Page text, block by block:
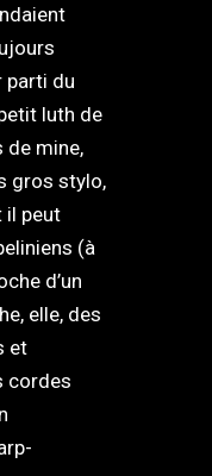
parti du
luth de
de mine,
gros stylo,
il peut
(à
d’un
elle, des
et
cordes